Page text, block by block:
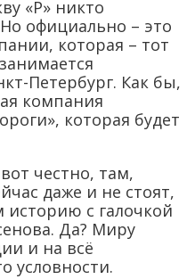
«Р» никто
официально – это
которая – тот
Петербург. Как бы,
компания
которая будет
честно, там,
даже и не стоят,
с галочкой
Да? Миру
и на всё
условности.